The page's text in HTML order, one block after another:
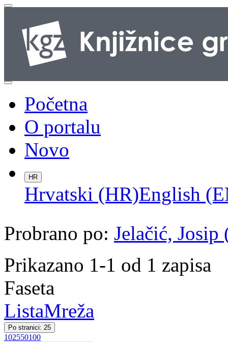
Početna
O portalu
Novo
HR
Hrvatski (HR)English
Probrano po: Jelačić,
Prikazano 1-1 od 1 zapisa
Faseta
ListaMreža
Po stranici: 25
102550100